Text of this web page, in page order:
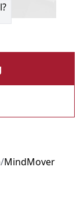
/MindMover